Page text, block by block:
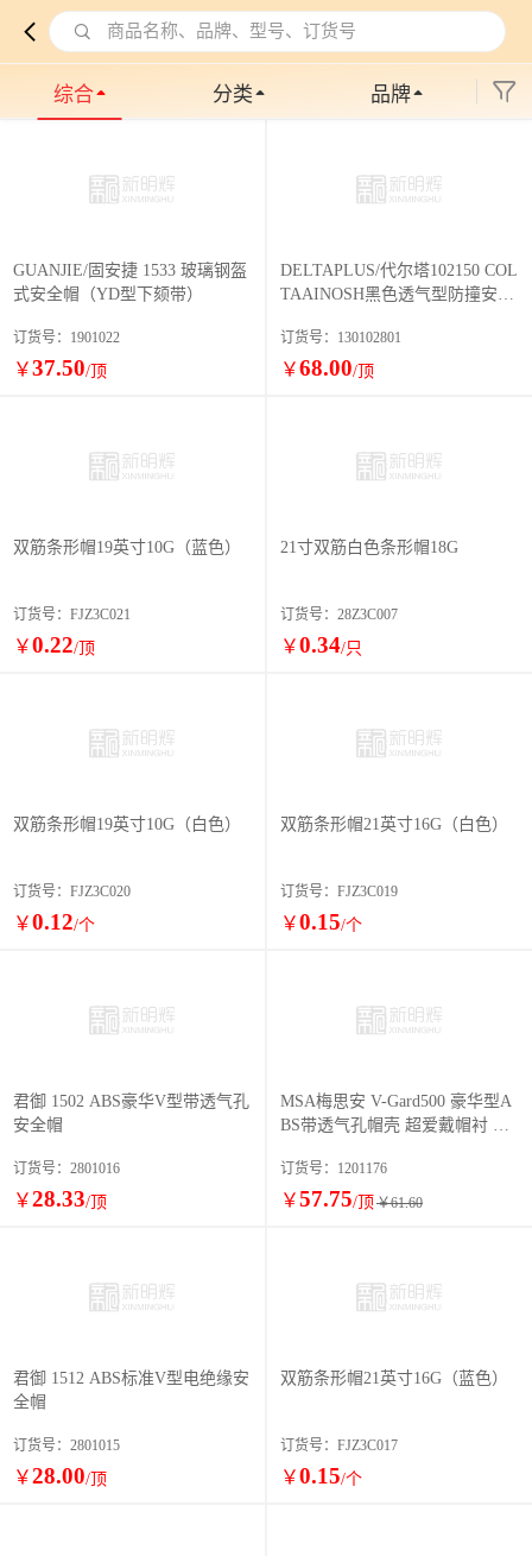
商品名称、品牌、型号、订货号
综合 分类 品牌
GUANJIE/固安捷 1533 玻璃钢盔
式安全帽（YD型下颏带）
订货号：1901022
￥37.50/顶
DELTAPLUS/代尔塔102150 COL
TAAINOSH黑色透气型防撞安全
订货号：130102801
￥68.00/顶
双筋条形帽19英寸10G（蓝色）
订货号：FJZ3C021
￥0.22/顶
21寸双筋白色条形帽18G
订货号：28Z3C007
￥0.34/只
双筋条形帽19英寸10G（白色）
订货号：FJZ3C020
￥0.12/个
双筋条形帽21英寸16G（白色）
订货号：FJZ3C019
￥0.15/个
君御 1502 ABS豪华V型带透气孔
安全帽
订货号：2801016
￥28.33/顶
MSA梅思安 V-Gard500 豪华型A
BS带透气孔帽壳 超爱戴帽衬 灰
订货号：1201176
￥57.75/顶 ￥61.60
君御 1512 ABS标准V型电绝缘安
全帽
订货号：2801015
￥28.00/顶
双筋条形帽21英寸16G（蓝色）
订货号：FJZ3C017
￥0.15/个